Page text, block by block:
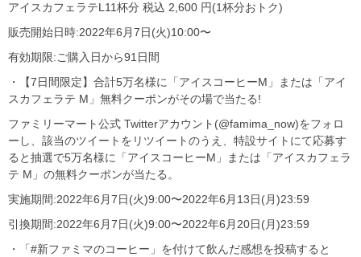
アイスカフェラテL11杯分 税込 2,600 円(1杯分おトク)
販売開始日時:2022年6月7日(火)10:00〜
有効期限:ご購入日から91日間
・【7日間限定】合計5万名様に「アイスコーヒーM」または「アイ
スカフェラテ M」無料クーポンがその場で当たる!
ファミリーマート公式 Twitterアカウント(@famima_now)をフォロ
ーし、該当のツイートをリツイートのうえ、特設サイトにて応募す
ると抽選で5万名様に「アイスコーヒーM」または「アイスカフェラ
テ M」の無料クーポンが当たる。
実施期間:2022年6月7日(火)9:00〜2022年6月13日(月)23:59
引換期間:2022年6月7日(火)9:00〜2022年6月20日(月)23:59
・「#新ファミマのコーヒー」を付けて飲んだ感想を投稿すると